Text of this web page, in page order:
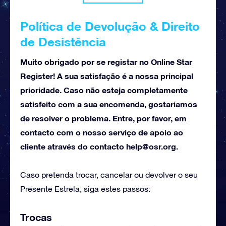
Política de Devolução & Direito
de Desistência
Muito obrigado por se registar no Online Star
Register! A sua satisfação é a nossa principal
prioridade. Caso não esteja completamente
satisfeito com a sua encomenda, gostaríamos
de resolver o problema. Entre, por favor, em
contacto com o nosso serviço de apoio ao
cliente através do contacto help@osr.org.
Caso pretenda trocar, cancelar ou devolver o seu
Presente Estrela, siga estes passos:
Trocas